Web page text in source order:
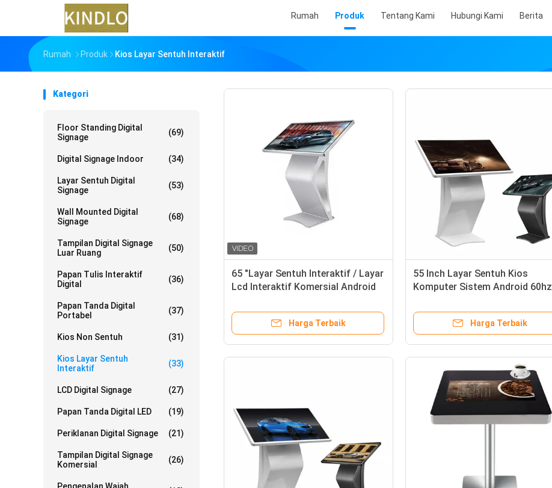
Rumah Produk Tentang Kami Hubungi Kami Berita
Rumah Produk Kios Layar Sentuh Interaktif
Kategori
Floor Standing Digital
Signage
(69)
Digital Signage Indoor (34)
Layar Sentuh Digital
Signage
(53)
Wall Mounted Digital
Signage
(68)
Tampilan Digital Signage
Luar Ruang
(50)
Papan Tulis Interaktif
Digital
(36)
Papan Tanda Digital
Portabel
(37)
Kios Non Sentuh (31)
Kios Layar Sentuh
Interaktif
(33)
LCD Digital Signage (27)
Papan Tanda Digital LED (19)
Periklanan Digital Signage (21)
Tampilan Digital Signage
Komersial
(26)
65 "Layar Sentuh Interaktif / Layar
Lcd Interaktif Komersial Android
Harga Terbaik
55 Inch Layar Sentuh Kios
Komputer Sistem Android 60hz
Harga Terbaik